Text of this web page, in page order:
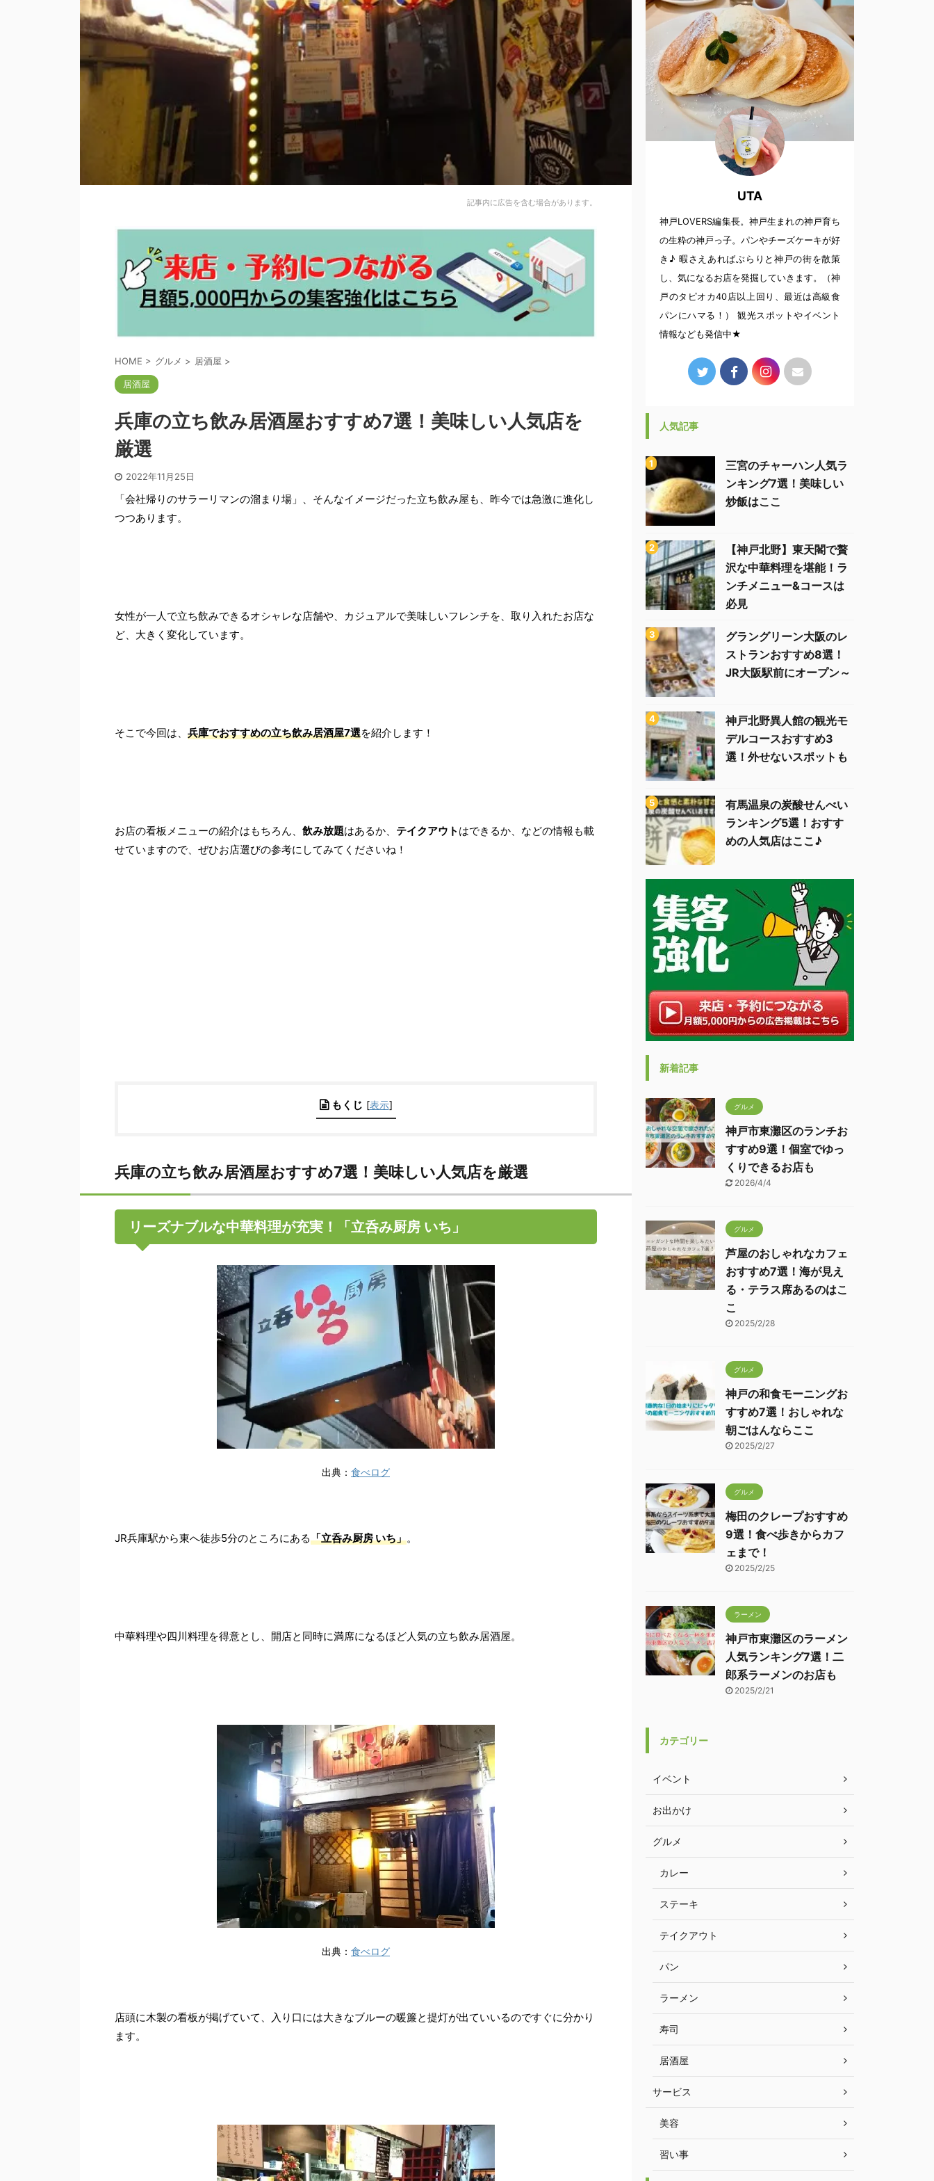
記事内に広告を含む場合があります。
HOME > グルメ > 居酒屋 >
居酒屋
兵庫の立ち飲み居酒屋おすすめ7選！美味しい人気店を
厳選
2022年11月25日
「会社帰りのサラーリマンの溜まり場」、そんなイメージだった立ち飲み屋も、昨今では急激に進化し
つつあります。
女性が一人で立ち飲みできるオシャレな店舗や、カジュアルで美味しいフレンチを、取り入れたお店な
ど、大きく変化しています。
そこで今回は、 兵庫でおすすめの立ち飲み居酒屋7選を紹介します！
お店の看板メニューの紹介はもちろん、 飲み放題はあるか、 テイクアウト はできるか、などの情報も載
せていますので、ぜひお店選びの参考にしてみてくださいね！
もくじ [表示]
兵庫の立ち飲み居酒屋おすすめ7選！美味しい人気店を厳選
リーズナブルな中華料理が充実！「立呑み厨房 いち」
出典： 食べログ
JR兵庫駅から東へ徒歩5分のところにある「立呑み厨房 いち」。
中華料理や四川料理を得意とし、開店と同時に満席になるほど人気の立ち飲み居酒屋。
出典： 食べログ
店頭に木製の看板が掲げていて、入り口には大きなブルーの暖簾と提灯が出ていいるのですぐに分かり
ます。
UTA
神戸LOVERS編集長。神戸生まれの神戸育ち
の生粋の神戸っ子。パンやチーズケーキが好
き♪ 暇さえあればぶらりと神戸の街を散策
し、気になるお店を発掘していきます。（神
戸のタピオカ40店以上回り、最近は高級食
パンにハマる！） 観光スポットやイベント
情報なども発信中★
人気記事
三宮のチャーハン人気ラ
ンキング7選！美味しい
炒飯はここ
【神戸北野】東天閣で贅
沢な中華料理を堪能！ラ
ンチメニュー&コースは
必見
グラングリーン大阪のレ
ストランおすすめ8選！
JR大阪駅前にオープン～
神戸北野異人館の観光モ
デルコースおすすめ3
選！外せないスポットも
有馬温泉の炭酸せんべい
ランキング5選！おすす
めの人気店はここ♪
新着記事
グルメ
神戸市東灘区のランチお
すすめ9選！個室でゆっ
くりできるお店も
2026/4/4
グルメ
芦屋のおしゃれなカフェ
おすすめ7選！海が見え
る・テラス席あるのはこ
こ
2025/2/28
グルメ
神戸の和食モーニングお
すすめ7選！おしゃれな
朝ごはんならここ
2025/2/27
グルメ
梅田のクレープおすすめ
9選！食べ歩きからカフ
ェまで！
2025/2/25
ラーメン
神戸市東灘区のラーメン
人気ランキング7選！二
郎系ラーメンのお店も
2025/2/21
カテゴリー
イベント
お出かけ
グルメ
カレー
ステーキ
テイクアウト
パン
ラーメン
寿司
居酒屋
サービス
美容
習い事